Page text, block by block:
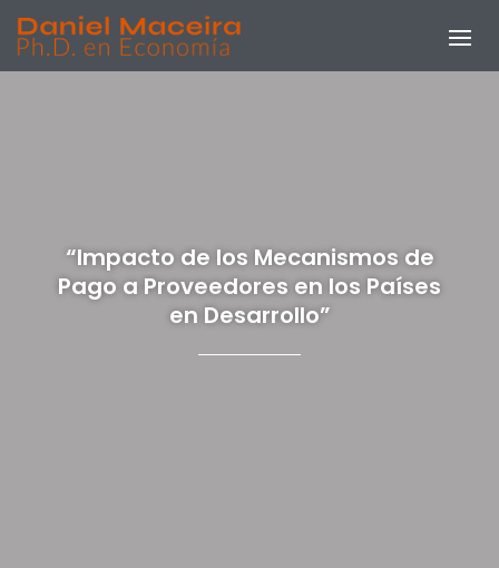
“Impacto de los Mecanismos de
Pago a Proveedores en los Países
en Desarrollo”